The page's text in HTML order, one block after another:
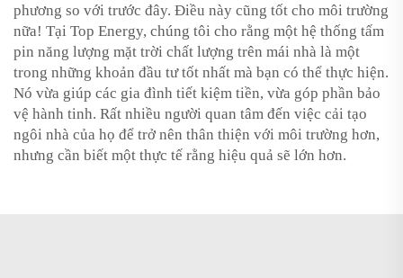
phương so với trước đây. Điều này cũng tốt cho môi trường
nữa! Tại Top Energy, chúng tôi cho rằng một hệ thống tấm
pin năng lượng mặt trời chất lượng trên mái nhà là một
trong những khoản đầu tư tốt nhất mà bạn có thể thực hiện.
Nó vừa giúp các gia đình tiết kiệm tiền, vừa góp phần bảo
vệ hành tinh. Rất nhiều người quan tâm đến việc cải tạo
ngôi nhà của họ để trở nên thân thiện với môi trường hơn,
nhưng cần biết một thực tế rằng hiệu quả sẽ lớn hơn.